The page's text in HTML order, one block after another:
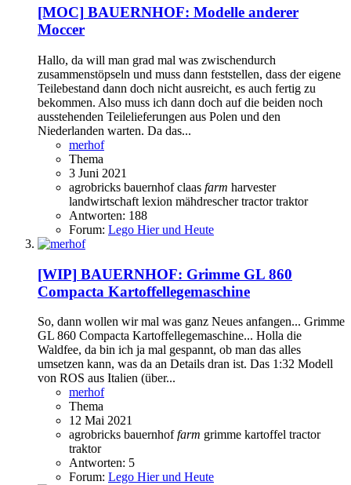
[MOC] BAUERNHOF: Modelle anderer
Moccer
Hallo, da will man grad mal was zwischendurch
zusammenstöpseln und muss dann feststellen, dass der eigene
Teilebestand dann doch nicht ausreicht, es auch fertig zu
bekommen. Also muss ich dann doch auf die beiden noch
ausstehenden Teilelieferungen aus Polen und den
Niederlanden warten. Da das...
merhof
Thema
3 Juni 2021
agrobricks bauernhofclaas farm harvester
landwirtschaft lexion mähdreschertractortraktor
Antworten: 188
Forum: Lego Hier und Heute
[WIP] BAUERNHOF: Grimme GL 860
Compacta Kartoffellegemaschine
So, dann wollen wir mal was ganz Neues anfangen... Grimme
GL 860 Compacta Kartoffellegemaschine... Holla die
Waldfee, da bin ich ja mal gespannt, ob man das alles
umsetzen kann, was da an Details dran ist. Das 1:32 Modell
von ROS aus Italien (über...
merhof
Thema
12 Mai 2021
agrobricks bauernhoffarm grimme kartoffel tractor
traktor
Antworten: 5
Forum: Lego Hier und Heute